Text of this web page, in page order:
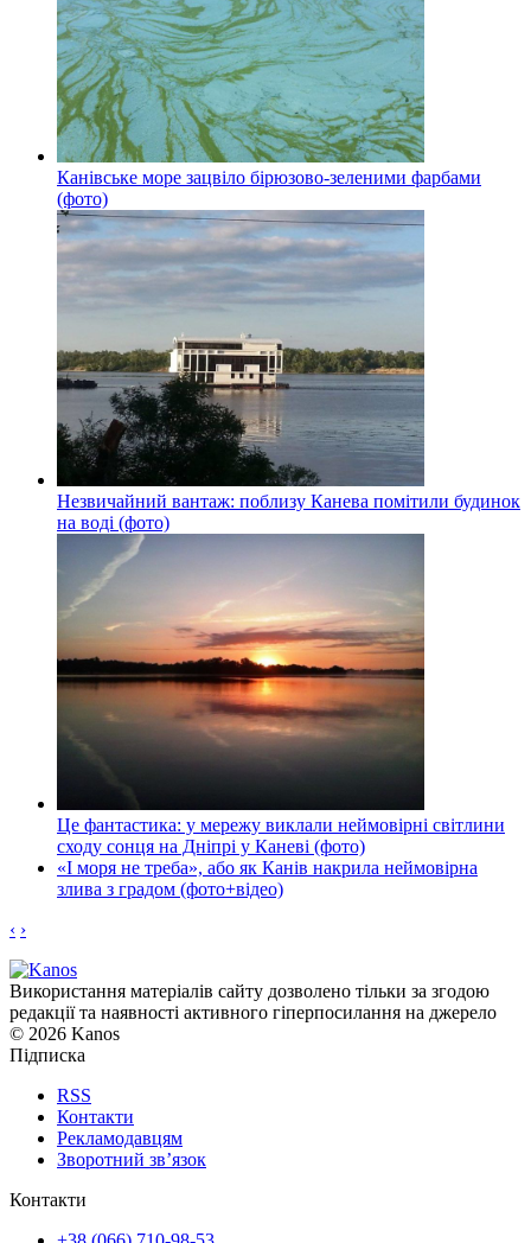
Канівське море зацвіло бірюзово-зеленими фарбами
(фото)
Незвичайний вантаж: поблизу Канева помітили будинок
на воді (фото)
Це фантастика: у мережу виклали неймовірні світлини
сходу сонця на Дніпрі у Каневі (фото)
«І моря не треба», або як Канів накрила неймовірна
злива з градом (фото+відео)
‹ ›
Використання матеріалів сайту дозволено тільки за згодою
редакції та наявності активного гіперпосилання на джерело
© 2026 Kanos
Підписка
RSS
Контакти
Рекламодавцям
Зворотний зв’язок
Контакти